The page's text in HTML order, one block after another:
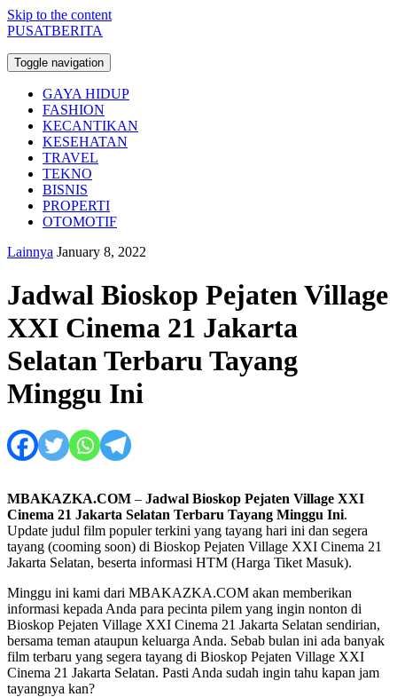
Skip to the content
PUSATBERITA
Toggle navigation
GAYA HIDUP
FASHION
KECANTIKAN
KESEHATAN
TRAVEL
TEKNO
BISNIS
PROPERTI
OTOMOTIF
Lainnya January 8, 2022
Jadwal Bioskop Pejaten Village
XXI Cinema 21 Jakarta
Selatan Terbaru Tayang
Minggu Ini
MBAKAZKA.COM – Jadwal Bioskop Pejaten Village XXI
Cinema 21 Jakarta Selatan Terbaru Tayang Minggu Ini.
Update judul film populer terkini yang tayang hari ini dan segera
tayang (cooming soon) di Bioskop Pejaten Village XXI Cinema 21
Jakarta Selatan, beserta informasi HTM (Harga Tiket Masuk).
Minggu ini kami dari MBAKAZKA.COM akan memberikan
informasi kepada Anda para pecinta pilem yang ingin nonton di
Bioskop Pejaten Village XXI Cinema 21 Jakarta Selatan sendirian,
bersama teman ataupun keluarga Anda. Sebab bulan ini ada banyak
film terbaru yang segera tayang di Bioskop Pejaten Village XXI
Cinema 21 Jakarta Selatan. Pasti Anda sudah ingin tahu kapan jam
tayangnya kan?